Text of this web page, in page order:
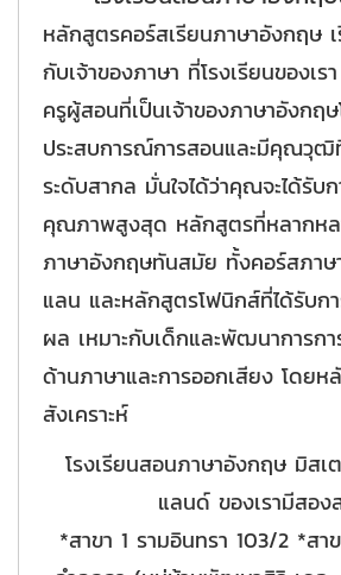
หลักสูตรคอร์สเรียนภาษาอังกฤษ
กับเจ้าของภาษา ที่โรงเรียนของเ
ครูผู้สอนที่เป็นเจ้าของภาษาอังกฤ
ประสบการณ์การสอนและมีคุณวุฒิ
ระดับสากล มั่นใจได้ว่าคุณจะได้รับ
คุณภาพสูงสุด หลักสูตรที่หลากหล
ภาษาอังกฤษทันสมัย ทั้งคอร์สภา
แลน และหลักสูตรโฟนิกส์ที่ได้รับก
ผล เหมาะกับเด็กและพัฒนาการกา
ด้านภาษาและการออกเสียง โดย
สังเคราะห์
โรงเรียนสอนภาษาอังกฤษ มิสเ
แลนด์ ของเรามีสอง
*สาขา 1 รามอินทรา 103/2 *ส